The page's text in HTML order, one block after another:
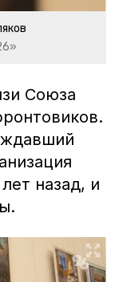
Союза
назад, и